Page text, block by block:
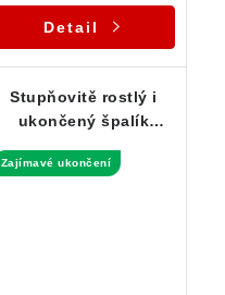
Detail
Stupňovitě rostlý i
ukončený špalík
skorylu
Zajímavé ukončení